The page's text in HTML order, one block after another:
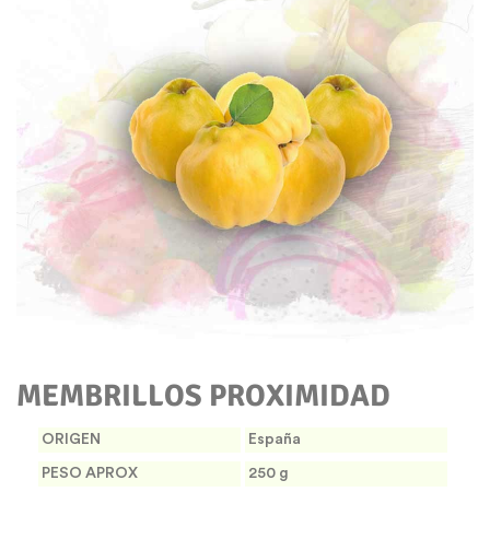
MEMBRILLOS PROXIMIDAD
ORIGEN España
PESO APROX 250 g